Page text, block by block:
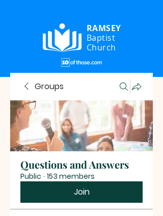
RAMSEY
Baptist
Church
Groups
Questions and Answers
Public · 153 members
Join